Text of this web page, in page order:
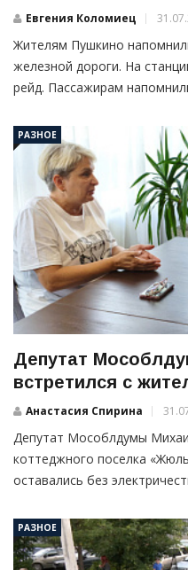
Евгения Коломиец
Жителям Пушкино
железной дороги. На
рейд. Пассажирам
РАЗНОЕ
Депутат
встретился с
Анастасия Спирина
Депутат Мособлдумы
коттеджного поселка
оставались без
РАЗНОЕ